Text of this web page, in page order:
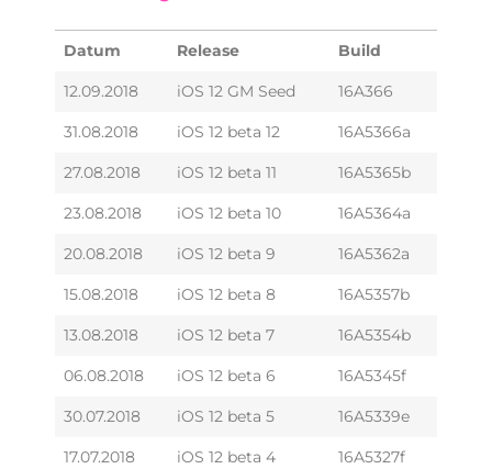
Datum Release Build
12.09.2018 iOS 12 GM Seed 16A366
31.08.2018 iOS 12 beta 12 16A5366a
27.08.2018 iOS 12 beta 11 16A5365b
23.08.2018 iOS 12 beta 10 16A5364a
20.08.2018 iOS 12 beta 9 16A5362a
15.08.2018 iOS 12 beta 8 16A5357b
13.08.2018 iOS 12 beta 7 16A5354b
06.08.2018 iOS 12 beta 6 16A5345f
30.07.2018 iOS 12 beta 5 16A5339e
17.07.2018 iOS 12 beta 4 16A5327f